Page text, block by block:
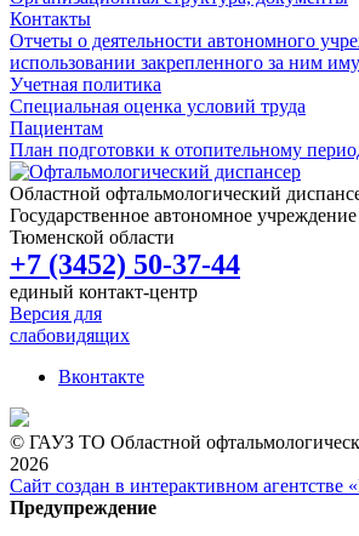
Контакты
Отчеты о деятельности автономного
использовании закрепленного за ним
Учетная политика
Специальная оценка условий труда
Пациентам
План подготовки к отопительному
Областной офтальмологический
Государственное автономное
Тюменской области
+7 (3452) 50-37-44
единый контакт-центр
Версия для
слабовидящих
Вконтакте
© ГАУЗ ТО Областной
2026
Сайт создан в интерактивном агентстве
Предупреждение